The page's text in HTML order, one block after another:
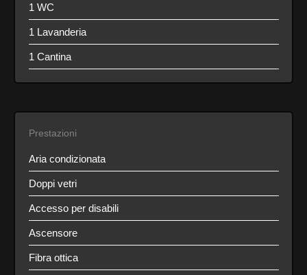
1 WC
1 Lavanderia
1 Cantina
Prestazioni
Aria condizionata
Doppi vetri
Accesso per disabili
Ascensore
Fibra ottica